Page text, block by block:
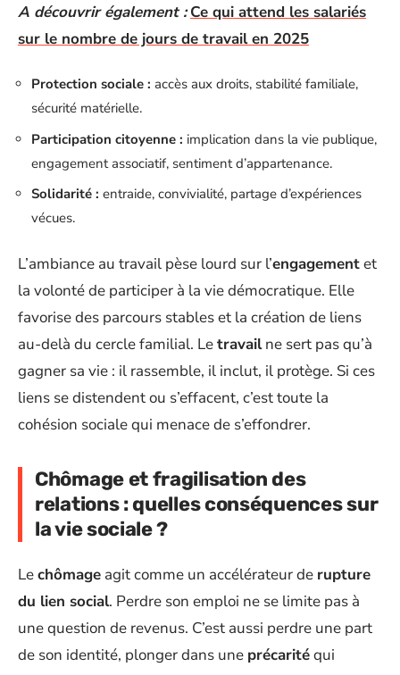
A découvrir également : Ce qui attend les salariés
sur le nombre de jours de travail en 2025
Protection sociale : accès aux droits, stabilité familiale,
sécurité matérielle.
Participation citoyenne : implication dans la vie publique,
engagement associatif, sentiment d’appartenance.
Solidarité : entraide, convivialité, partage d’expériences
vécues.
L’ambiance au travail pèse lourd sur l’engagementet
la volonté de participer à la vie démocratique. Elle
favorise des parcours stables et la création de liens
au-delà du cercle familial. Letravailne sert pas qu’à
gagner sa vie : il rassemble, il inclut, il protège. Si ces
liens se distendent ou s’effacent, c’est toute la
cohésion sociale qui menace de s’effondrer.
Chômage et fragilisation des
relations : quelles conséquences sur
la vie sociale ?
Lechômage agit comme un accélérateur de rupture
du lien social. Perdre son emploi ne se limite pas à
une question de revenus. C’est aussi perdre une part
de son identité, plonger dans une précaritéqui